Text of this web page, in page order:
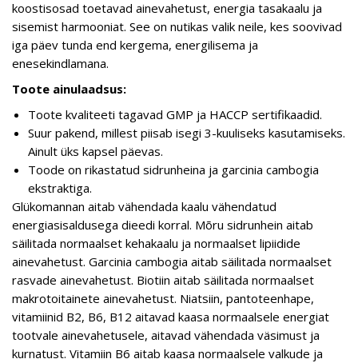
koostisosad toetavad ainevahetust, energia tasakaalu ja
sisemist harmooniat. See on nutikas valik neile, kes soovivad
iga päev tunda end kergema, energilisema ja
enesekindlamana.
Toote ainulaadsus:
Toote kvaliteeti tagavad GMP ja HACCP sertifikaadid.
Suur pakend, millest piisab isegi 3-kuuliseks kasutamiseks.
Ainult üks kapsel päevas.
Toode on rikastatud sidrunheina ja garcinia cambogia
ekstraktiga.
Glükomannan aitab vähendada kaalu vähendatud
energiasisaldusega dieedi korral. Mõru sidrunhein aitab
säilitada normaalset kehakaalu ja normaalset lipiidide
ainevahetust. Garcinia cambogia aitab säilitada normaalset
rasvade ainevahetust. Biotiin aitab säilitada normaalset
makrotoitainete ainevahetust. Niatsiin, pantoteenhape,
vitamiinid B2, B6, B12 aitavad kaasa normaalsele energiat
tootvale ainevahetusele, aitavad vähendada väsimust ja
kurnatust. Vitamiin B6 aitab kaasa normaalsele valkude ja